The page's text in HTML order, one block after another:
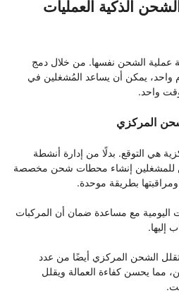
الذكية العمليات
عملية الشحن نفسها. من خلال دمج
واحد، يمكن أن يساعد المُشغلين في
واحد.
المركزي
هي التوقع. بدلًا من إدارة أنشطة
للمشغلين إنشاء محطات شحن مخصصة
بطريقة موحدة.
اليومية مع مساعدة ضمان أن المركبات
إليها.
تقلل الشحن المركزي أيضًا من عدد
مما يحسن كفاءة العمالة ويقلل